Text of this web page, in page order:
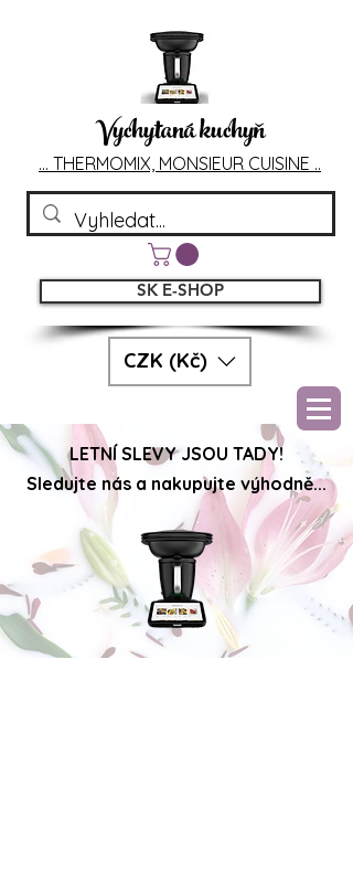
Vychytaná kuchyň
... THERMOMIX, MONSIEUR CUISINE ..
CZK (Kč)
SK E-SHOP
LETNÍ SLEVY JSOU TADY!
Sledujte nás a nakupujte výhodně...